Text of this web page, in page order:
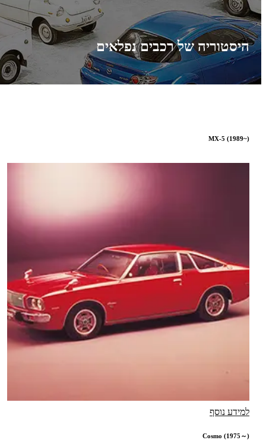
היסטוריה של רכבים נפלאים
MX-5 (1989~)
למידע נוסף
Cosmo (1975～)